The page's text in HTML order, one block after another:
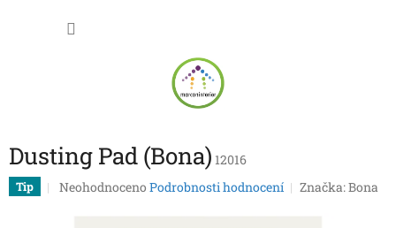
Dusting Pad (Bona) 12016
Tip
Průměrné
Neohodnoceno Podrobnosti hodnocení Značka:Bona